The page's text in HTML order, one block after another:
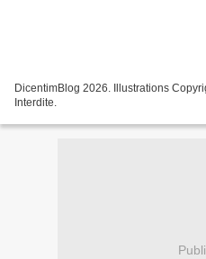
DicentimBlog 2026. Illustrations
Interdite.